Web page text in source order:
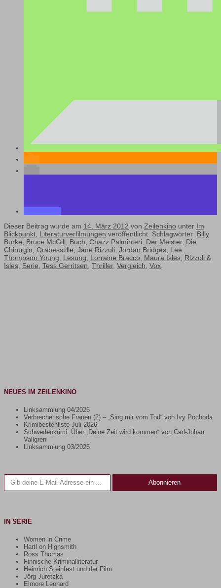
Dieser Beitrag wurde am 14. März 2012 von Zeilenkino unter Im
Blickpunkt, Literaturverfilmungen veröffentlicht. Schlagwörter: Billy
Burke, Bruce McGill, Buch, Chazz Palminteri, Der Meister, Die
Chirurgin, Grabesstille, Jane Rizzoli, Jordan Bridges, Lee
Thompson Young, Lesung, Lorraine Bracco, Maura Isles, Rizzoli &
Isles, Serie, Tess Gerritsen, Thriller, Vergleich, Vox.
NEUES IM ZEILENKINO
Linksammlung 04/2026
Verbrecherische Frauen (2) – „Sing mir vom Tod“ von Ivy Pochoda
Krimibestenliste Juli 2026
Schwedenkrimi: Über „Deine Zeit wird kommen“ von Carl-Johan
Vallgren
Linksammlung 03/2026
Gib deine E-Mail-Adresse ein ...
Abonnieren
IN SERIE
Women in Crime
Hartl on Highsmith
Ross Thomas
Finnische Kriminalliteratur
Heinrich Steinfest und der Film
Jörg Juretzka
Elmore Leonard